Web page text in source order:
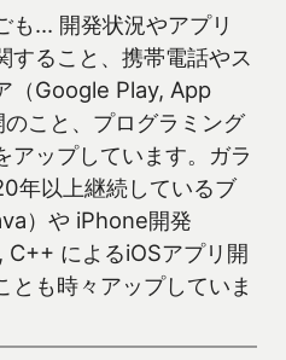
も… 開発状況やアプリ
すること、携帯電話やス
（Google Play, App
こと、プログラミング
アップしています。ガラ
年以上継続しているブ
）や iPhone開発
C++ によるiOSアプリ開
とも時々アップしていま